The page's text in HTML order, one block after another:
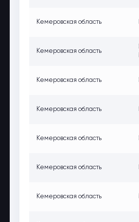
Кемеровская область
Кемеровская область
Кемеровская область
Кемеровская область
Кемеровская область
Кемеровская область
Кемеровская область